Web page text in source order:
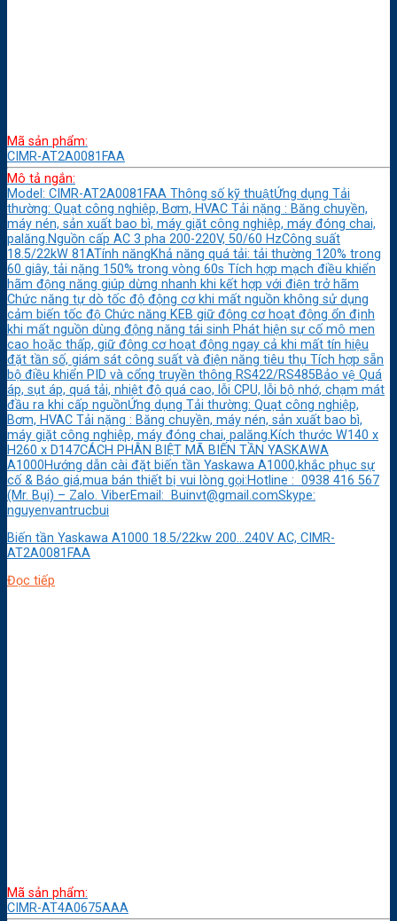
Mã sản phẩm:
CIMR-AT2A0081FAA
Mô tả ngắn:
Model: CIMR-AT2A0081FAA Thông số kỹ thuậtỨng dụng Tải
thường: Quạt công nghiệp, Bơm, HVAC Tải nặng : Băng chuyền,
máy nén, sản xuất bao bì, máy giặt công nghiệp, máy đóng chai,
palăng.Nguồn cấp AC 3 pha 200-220V, 50/60 HzCông suất
18.5/22kW 81ATính năngKhả năng quá tải: tải thường 120% trong
60 giây, tải nặng 150% trong vòng 60s Tích hợp mạch điều khiển
hãm động năng giúp dừng nhanh khi kết hợp với điện trở hãm
Chức năng tự dò tốc độ động cơ khi mất nguồn không sử dụng
cảm biến tốc độ Chức năng KEB giữ động cơ hoạt động ổn định
khi mất nguồn dùng động năng tái sinh Phát hiện sự cố mô men
cao hoặc thấp, giữ động cơ hoạt động ngay cả khi mất tín hiệu
đặt tần số, giám sát công suất và điện năng tiêu thụ Tích hợp sẵn
bộ điều khiển PID và cổng truyền thông RS422/RS485Bảo vệ Quá
áp, sụt áp, quá tải, nhiệt độ quá cao, lỗi CPU, lỗi bộ nhớ, chạm mát
đầu ra khi cấp nguồnỨng dụng Tải thường: Quạt công nghiệp,
Bơm, HVAC Tải nặng : Băng chuyền, máy nén, sản xuất bao bì,
máy giặt công nghiệp, máy đóng chai, palăng.Kích thước W140 x
H260 x D147CÁCH PHÂN BIỆT MÃ BIẾN TẦN YASKAWA
A1000Hướng dẫn cài đặt biến tần Yaskawa A1000,khắc phục sự
cố & Báo giá,mua bán thiết bị vui lòng gọi:Hotline : 0938 416 567
(Mr. Bụi) – Zalo. ViberEmail: Buinvt@gmail.comSkype:
nguyenvantrucbui
Biến tần Yaskawa A1000 18.5/22kw 200…240V AC, CIMR-
AT2A0081FAA
Đọc tiếp
Mã sản phẩm:
CIMR-AT4A0675AAA